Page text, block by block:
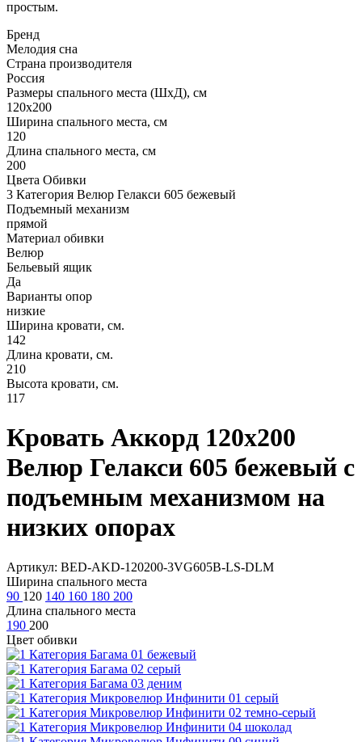
простым.
Бренд
Мелодия сна
Страна производителя
Россия
Размеры спального места (ШхД), см
120х200
Ширина спального места, см
120
Длина спального места, см
200
Цвета Обивки
3 Категория Велюр Гелакси 605 бежевый
Подъемный механизм
прямой
Материал обивки
Велюр
Бельевый ящик
Да
Варианты опор
низкие
Ширина кровати, см.
142
Длина кровати, см.
210
Высота кровати, см.
117
Кровать Аккорд 120х200
Велюр Гелакси 605 бежевый с
подъемным механизмом на
низких опорах
Артикул: BED-AKD-120200-3VG605B-LS-DLM
Ширина спального места
90 120 140 160 180 200
Длина спального места
190 200
Цвет обивки